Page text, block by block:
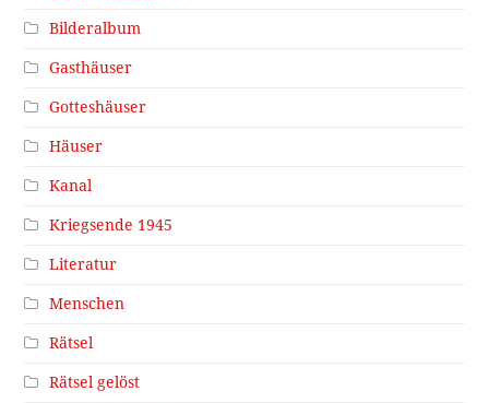
Bilderalbum
Gasthäuser
Gotteshäuser
Häuser
Kanal
Kriegsende 1945
Literatur
Menschen
Rätsel
Rätsel gelöst